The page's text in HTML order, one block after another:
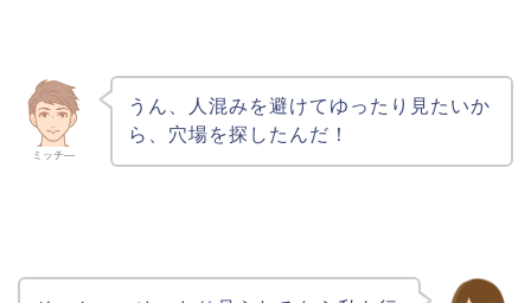
ミッチ―
うん、人混みを避けてゆったり見たいか
ら、穴場を探したんだ！